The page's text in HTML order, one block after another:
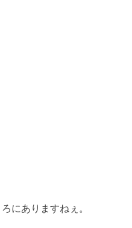
にありますねぇ。